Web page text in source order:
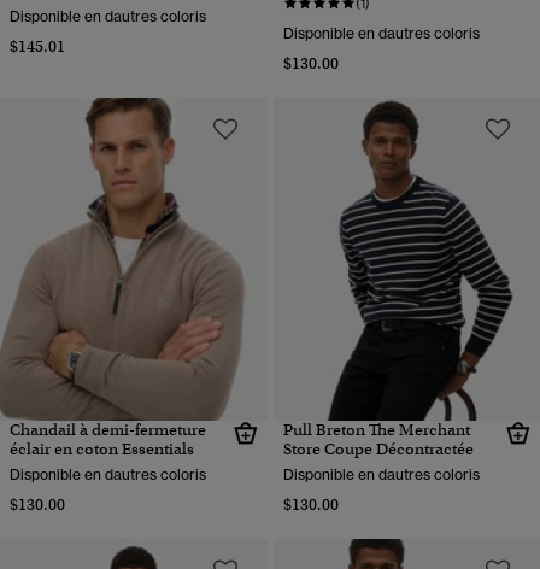
Disponible en dautres coloris
$145.01
(1)
Disponible en dautres coloris
$130.00
Chandail à demi-fermeture
éclair en coton Essentials
Disponible en dautres coloris
$130.00
Pull Breton The Merchant
Store Coupe Décontractée
Disponible en dautres coloris
$130.00